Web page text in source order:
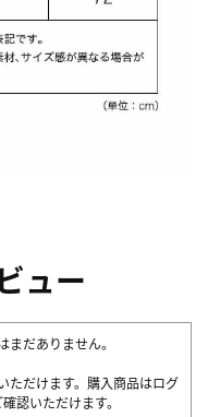
ュー
だありません。
ただけます。購入商品はログ
認いただけます。